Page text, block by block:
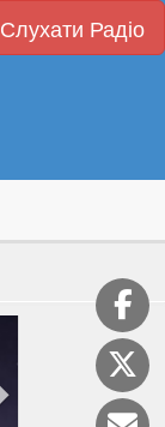
Слухати Радіо
22:00